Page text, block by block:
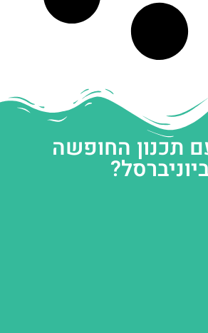
תכנון החופשה